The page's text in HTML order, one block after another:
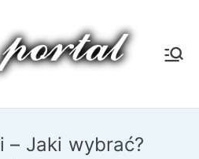
Fa
jn
– Jaki wybrać?